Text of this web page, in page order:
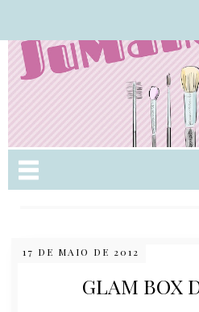
17 DE MAIO DE 2012
GLAM BOX